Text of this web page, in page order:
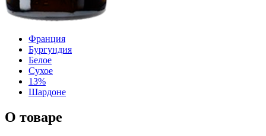
Франция
Бургундия
Белое
Сухое
13%
Шардоне
О товаре